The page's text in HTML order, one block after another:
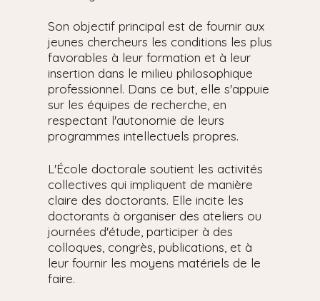
Son objectif principal est de fournir aux
jeunes chercheurs les conditions les plus
favorables à leur formation et à leur
insertion dans le milieu philosophique
professionnel. Dans ce but, elle s'appuie
sur les équipes de recherche, en
respectant l'autonomie de leurs
programmes intellectuels propres.
L'École doctorale soutient les activités
collectives qui impliquent de manière
claire des doctorants. Elle incite les
doctorants à organiser des ateliers ou
journées d'étude, participer à des
colloques, congrès, publications, et à
leur fournir les moyens matériels de le
faire.